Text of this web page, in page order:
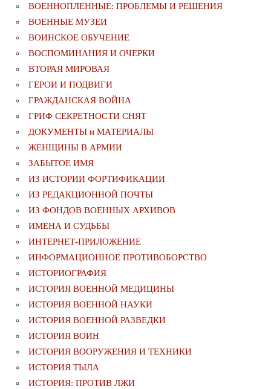
ВОЕННОПЛЕННЫЕ: ПРОБЛЕМЫ И РЕШЕНИЯ
ВОЕННЫЕ МУЗЕИ
ВОИНСКОЕ ОБУЧЕНИЕ
ВОСПОМИНАНИЯ И ОЧЕРКИ
ВТОРАЯ МИРОВАЯ
ГЕРОИ И ПОДВИГИ
ГРАЖДАНСКАЯ ВОЙНА
ГРИФ СЕКРЕТНОСТИ СНЯТ
ДОКУМЕНТЫ и МАТЕРИАЛЫ
ЖЕНЩИНЫ В АРМИИ
ЗАБЫТОЕ ИМЯ
ИЗ ИСТОРИИ ФОРТИФИКАЦИИ
ИЗ РЕДАКЦИОННОЙ ПОЧТЫ
ИЗ ФОНДОВ ВОЕННЫХ АРХИВОВ
ИМЕНА И СУДЬБЫ
ИНТЕРНЕТ-ПРИЛОЖЕНИЕ
ИНФОРМАЦИОННОЕ ПРОТИВОБОРСТВО
ИСТОРИОГРАФИЯ
ИСТОРИЯ ВОЕННОЙ МЕДИЦИНЫ
ИСТОРИЯ ВОЕННОЙ НАУКИ
ИСТОРИЯ ВОЕННОЙ РАЗВЕДКИ
ИСТОРИЯ ВОИН
ИСТОРИЯ ВООРУЖЕНИЯ И ТЕХНИКИ
ИСТОРИЯ ТЫЛА
ИСТОРИЯ: ПРОТИВ ЛЖИ